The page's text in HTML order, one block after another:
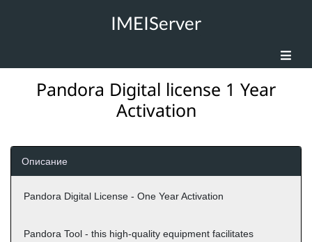
IMEIServer
Pandora Digital license 1 Year
Activation
Описание
Pandora Digital License - One Year Activation
Pandora Tool - this high-quality equipment facilitates